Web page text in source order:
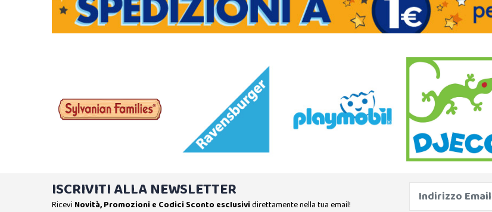
ISCRIVITI ALLA NEWSLETTER
Ricevi Novità, Promozioni e Codici Sconto esclusividirettamente nella tua email!